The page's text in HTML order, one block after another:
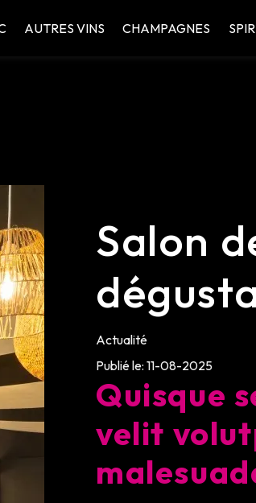
AUTRES VINS CHAMPAGNES
Salon
Actualité
Publié le: 11-08-2025
Quisque
velit